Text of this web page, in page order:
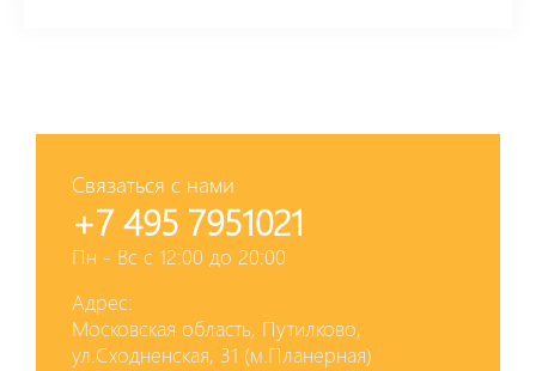
Связаться с нами
+7 495 7951021
Пн - Вс с 12:00 до 20:00
Адрес:
Московская область, Путилково,
ул.Сходненская, 31 (м.Планерная)